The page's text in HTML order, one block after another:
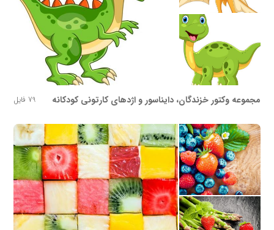
مجموعه وکتور خزندگان، دایناسور و اژدهای کارتونی کودکانه 79 فایل